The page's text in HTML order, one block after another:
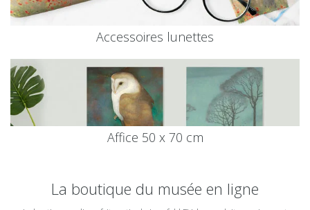
Accessoires lunettes
Affice 50 x 70 cm
La boutique du musée en ligne